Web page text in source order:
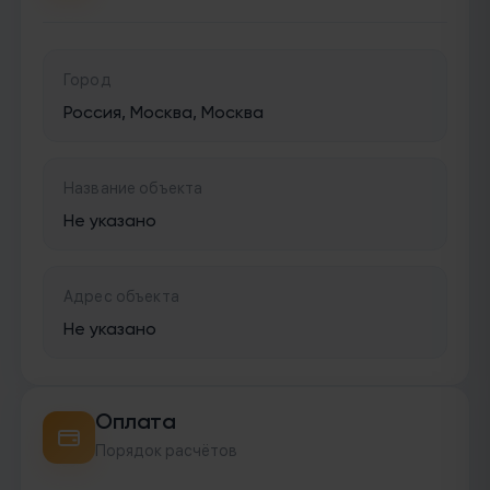
Город
Россия, Москва, Москва
Название объекта
Не указано
Адрес объекта
Не указано
Оплата
Порядок расчётов